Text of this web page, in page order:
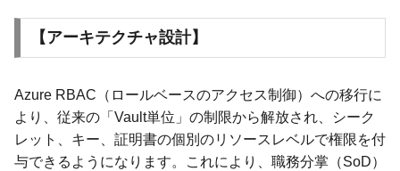
【アーキテクチャ設計】
Azure RBAC（ロールベースのアクセス制御）への移行に
より、従来の「Vault単位」の制限から解放され、シーク
レット、キー、証明書の個別のリソースレベルで権限を付
与できるようになります。これにより、職務分掌（SoD）